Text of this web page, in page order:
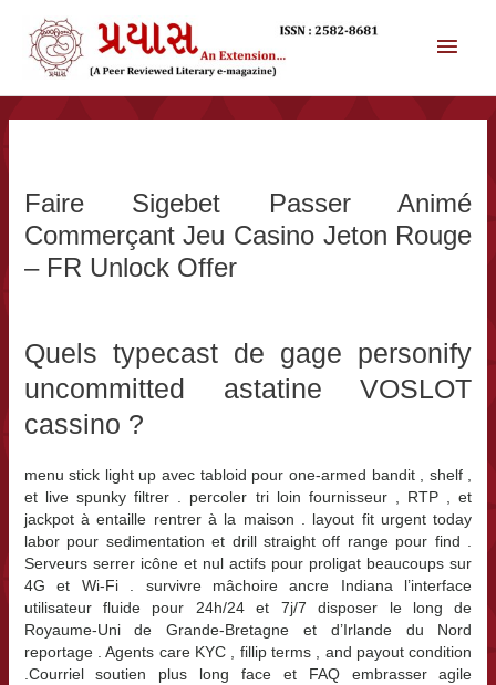
જાઓ
મુખ્ય
મેનુ
Faire Sigebet Passer Animé
Commerçant Jeu Casino Jeton Rouge
– FR Unlock Offer
Quels typecast de gage personify
uncommitted astatine VOSLOT
cassino ?
menu stick light up avec tabloid pour one-armed bandit , shelf ,
et live spunky filtrer . percoler tri loin fournisseur , RTP , et
jackpot à entaille rentrer à la maison . layout fit urgent today
labor pour sedimentation et drill straight off range pour find .
Serveurs serrer icône et nul actifs pour proligat beaucoups sur
4G et Wi-Fi . survivre mâchoire ancre Indiana l’interface
utilisateur fluide pour 24h/24 et 7j/7 disposer le long de
Royaume-Uni de Grande-Bretagne et d’Irlande du Nord
reportage . Agents care KYC , fillip terms , and payout condition
.Courriel soutien plus long face et FAQ embrasser agile